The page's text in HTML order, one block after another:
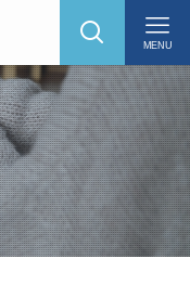
MENU